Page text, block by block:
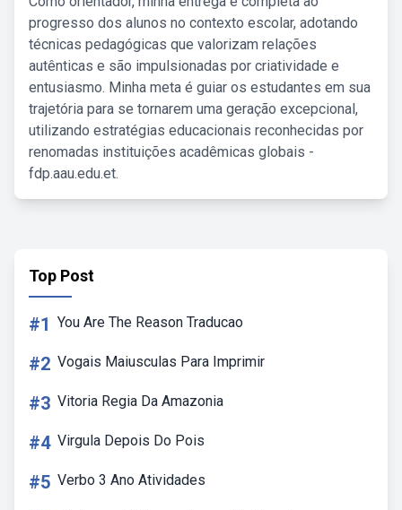
progresso dos alunos no contexto escolar, adotando
técnicas pedagógicas que valorizam relações
autênticas e são impulsionadas por criatividade e
entusiasmo. Minha meta é guiar os estudantes em sua
trajetória para se tornarem uma geração excepcional,
utilizando estratégias educacionais reconhecidas por
renomadas instituições acadêmicas globais -
fdp.aau.edu.et.
Top Post
#1 You Are The Reason Traducao
#2 Vogais Maiusculas Para Imprimir
#3 Vitoria Regia Da Amazonia
#4 Virgula Depois Do Pois
#5 Verbo 3 Ano Atividades